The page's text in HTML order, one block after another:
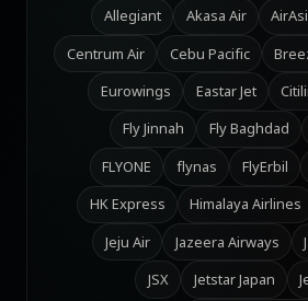
Akasa Air
Allegiant
Cebu Pacific
Centrum Air
Eastar Jet
Eurowings
Fly Baghdad
Fly Jinnah
FlyErbil
flynas
FLYONE
Himalaya Airlines
HK Express
Jazeera Airways
Jeju Air
Jetstar Japan
JSX